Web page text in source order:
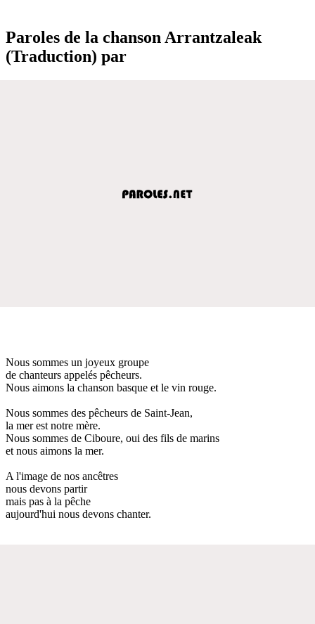
Paroles de la chanson Arrantzaleak
(Traduction) par
Nous sommes un joyeux groupe
de chanteurs appelés pêcheurs.
Nous aimons la chanson basque et le vin rouge.
Nous sommes des pêcheurs de Saint-Jean,
la mer est notre mère.
Nous sommes de Ciboure, oui des fils de marins
et nous aimons la mer.
A l'image de nos ancêtres
nous devons partir
mais pas à la pêche
aujourd'hui nous devons chanter.